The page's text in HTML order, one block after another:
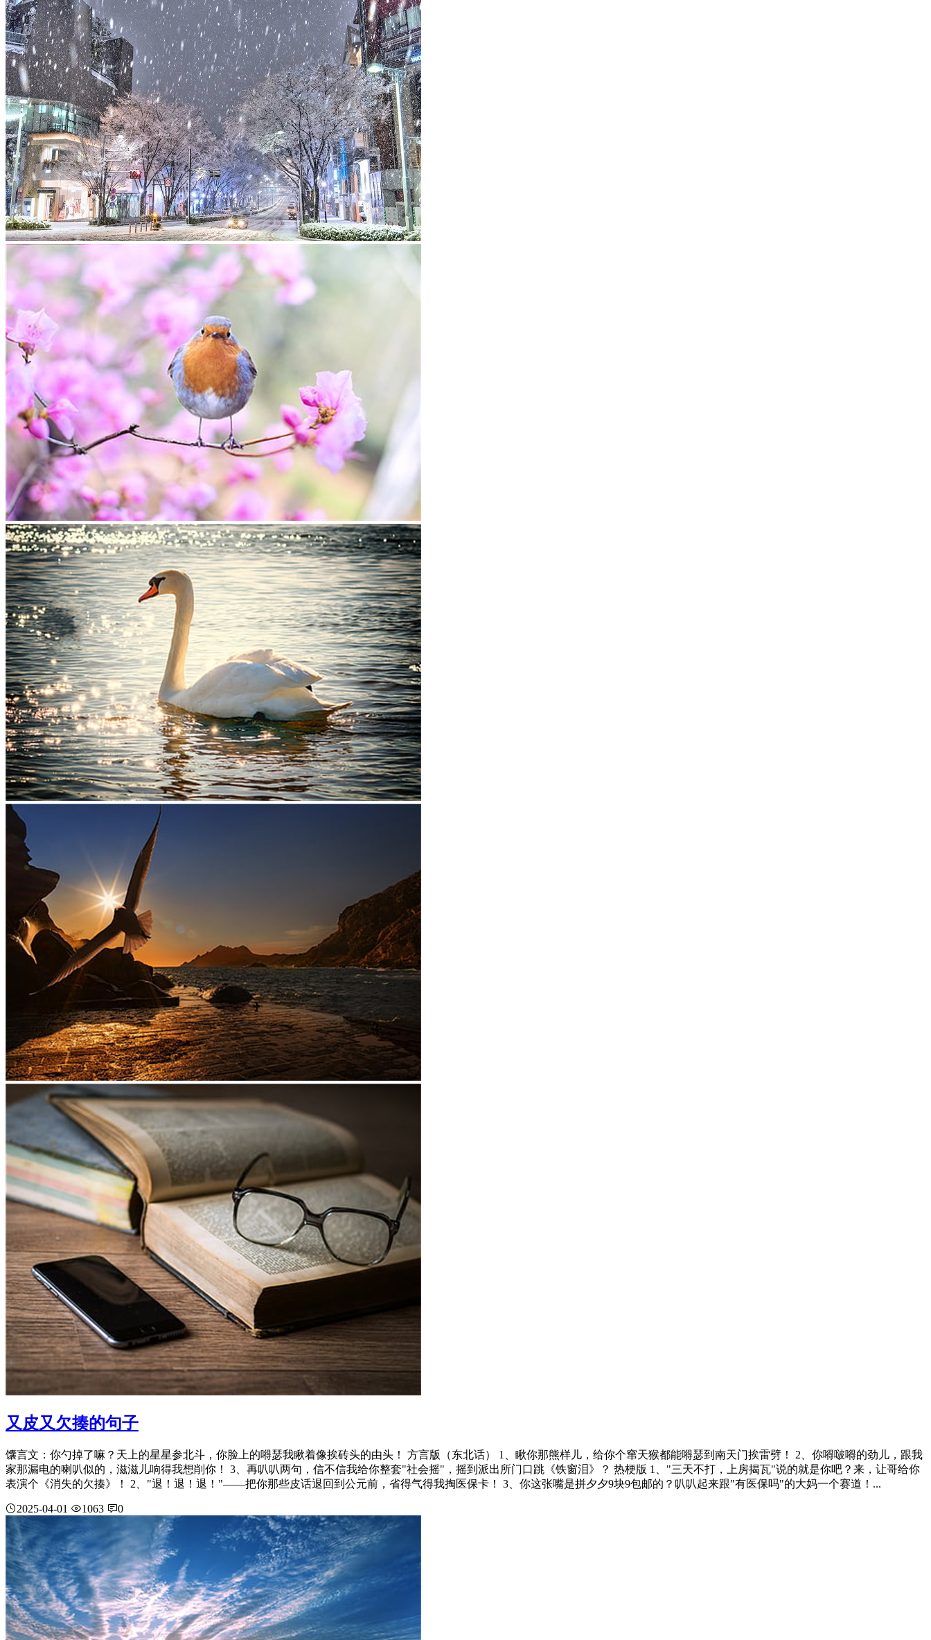
又皮又欠揍的句子
馕言文：你勺掉了嘛？天上的星星参北斗，你脸上的嘚瑟我瞅着像挨砖头的由头！ 方言版（东北话） 1、瞅你那熊样儿，给你个窜天猴都能嘚瑟到南天门挨雷劈！ 2、你嘚啵嘚的劲儿，跟我
家那漏电的喇叭似的，滋滋儿响得我想削你！ 3、再叭叭两句，信不信我给你整套"社会摇"，摇到派出所门口跳《铁窗泪》？ 热梗版 1、"三天不打，上房揭瓦"说的就是你吧？来，让哥给你
表演个《消失的欠揍》！ 2、"退！退！退！"——把你那些皮话退回到公元前，省得气得我掏医保卡！ 3、你这张嘴是拼夕夕9块9包邮的？叭叭起来跟"有医保吗"的大妈一个赛道！...
2025-04-01 1063 0